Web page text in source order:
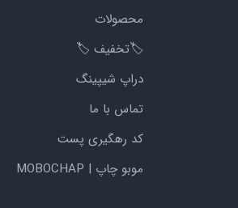
محصولات
🏷️تخفیف 🏷️
دراپ شیپینگ
تماس با ما
کد رهگیری پست
موبو چاپ | MOBOCHAP